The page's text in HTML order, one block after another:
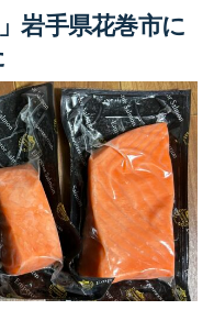
岩手県花巻市に